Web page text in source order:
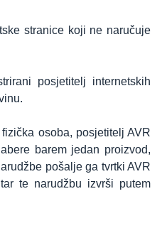
stranice koji ne naručuje
posjetitelj internetskih
osoba, posjetitelj AVR
barem jedan proizvod,
pošalje ga tvrtki AVR
te narudžbu izvrši putem